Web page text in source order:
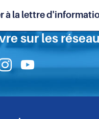
à la lettre
sur les
Suivez-
nous
sur
Suivez-
nous